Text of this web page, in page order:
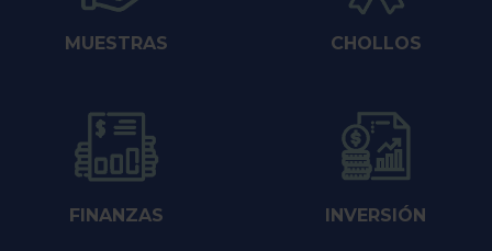
MUESTRAS CHOLLOS
FINANZAS INVERSIÓN